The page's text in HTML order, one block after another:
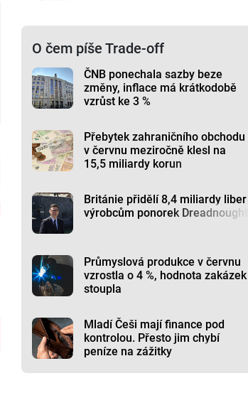
O čem píše Trade-off
ČNB ponechala sazby beze
změny, inflace má krátkodobě
vzrůst ke 3 %
Přebytek zahraničního obchodu
v červnu meziročně klesl na
15,5 miliardy korun
Británie přidělí 8,4 miliardy liber
výrobcům ponorek Dreadnought
Průmyslová produkce v červnu
vzrostla o 4 %, hodnota zakázek
stoupla
Mladí Češi mají finance pod
kontrolou. Přesto jim chybí
peníze na zážitky